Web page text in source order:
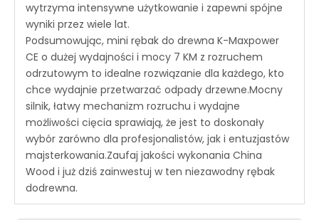
wytrzyma intensywne użytkowanie i zapewni spójne
wyniki przez wiele lat.
Podsumowując, mini rębak do drewna K-Maxpower
CE o dużej wydajności i mocy 7 KM z rozruchem
odrzutowym to idealne rozwiązanie dla każdego, kto
chce wydajnie przetwarzać odpady drzewne.Mocny
silnik, łatwy mechanizm rozruchu i wydajne
możliwości cięcia sprawiają, że jest to doskonały
wybór zarówno dla profesjonalistów, jak i entuzjastów
majsterkowania.Zaufaj jakości wykonania China
Wood i już dziś zainwestuj w ten niezawodny rębak
dodrewna.